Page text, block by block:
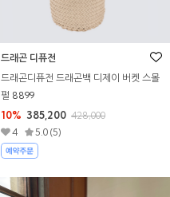
드래곤 디퓨전
드래곤디퓨전 드래곤백 디제이 버켓 스몰
펄 8899
10% 385,200 428,000
4
5.0 (5)